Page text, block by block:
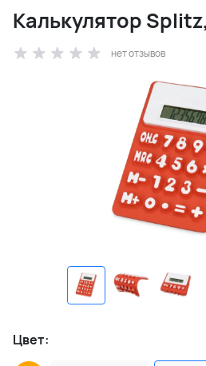
Калькулятор
нет отзывов
Цвет: